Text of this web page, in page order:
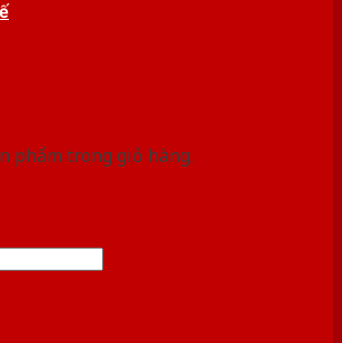
phẩm trong giỏ hàng.